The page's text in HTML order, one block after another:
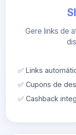
Gere links de
✅ Links
✅ Cupons de
✅ Cashback